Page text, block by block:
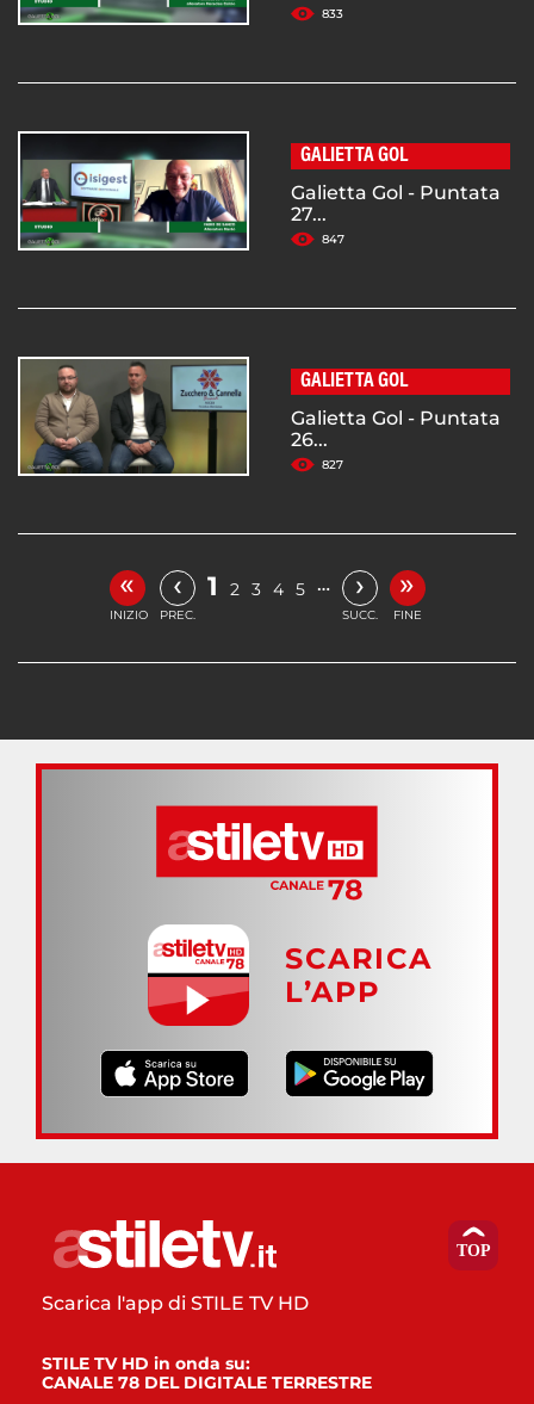
833
GALIETTA GOL
Galietta Gol - Puntata
27...
847
GALIETTA GOL
Galietta Gol - Puntata
26...
827
«
INIZIO
‹
PREC.
1 2 3 4 5 … ›
SUCC.
»
FINE
SCARICA
L’APP
Scarica l'app di STILE TV HD
STILE TV HD in onda su:
CANALE 78 DEL DIGITALE TERRESTRE